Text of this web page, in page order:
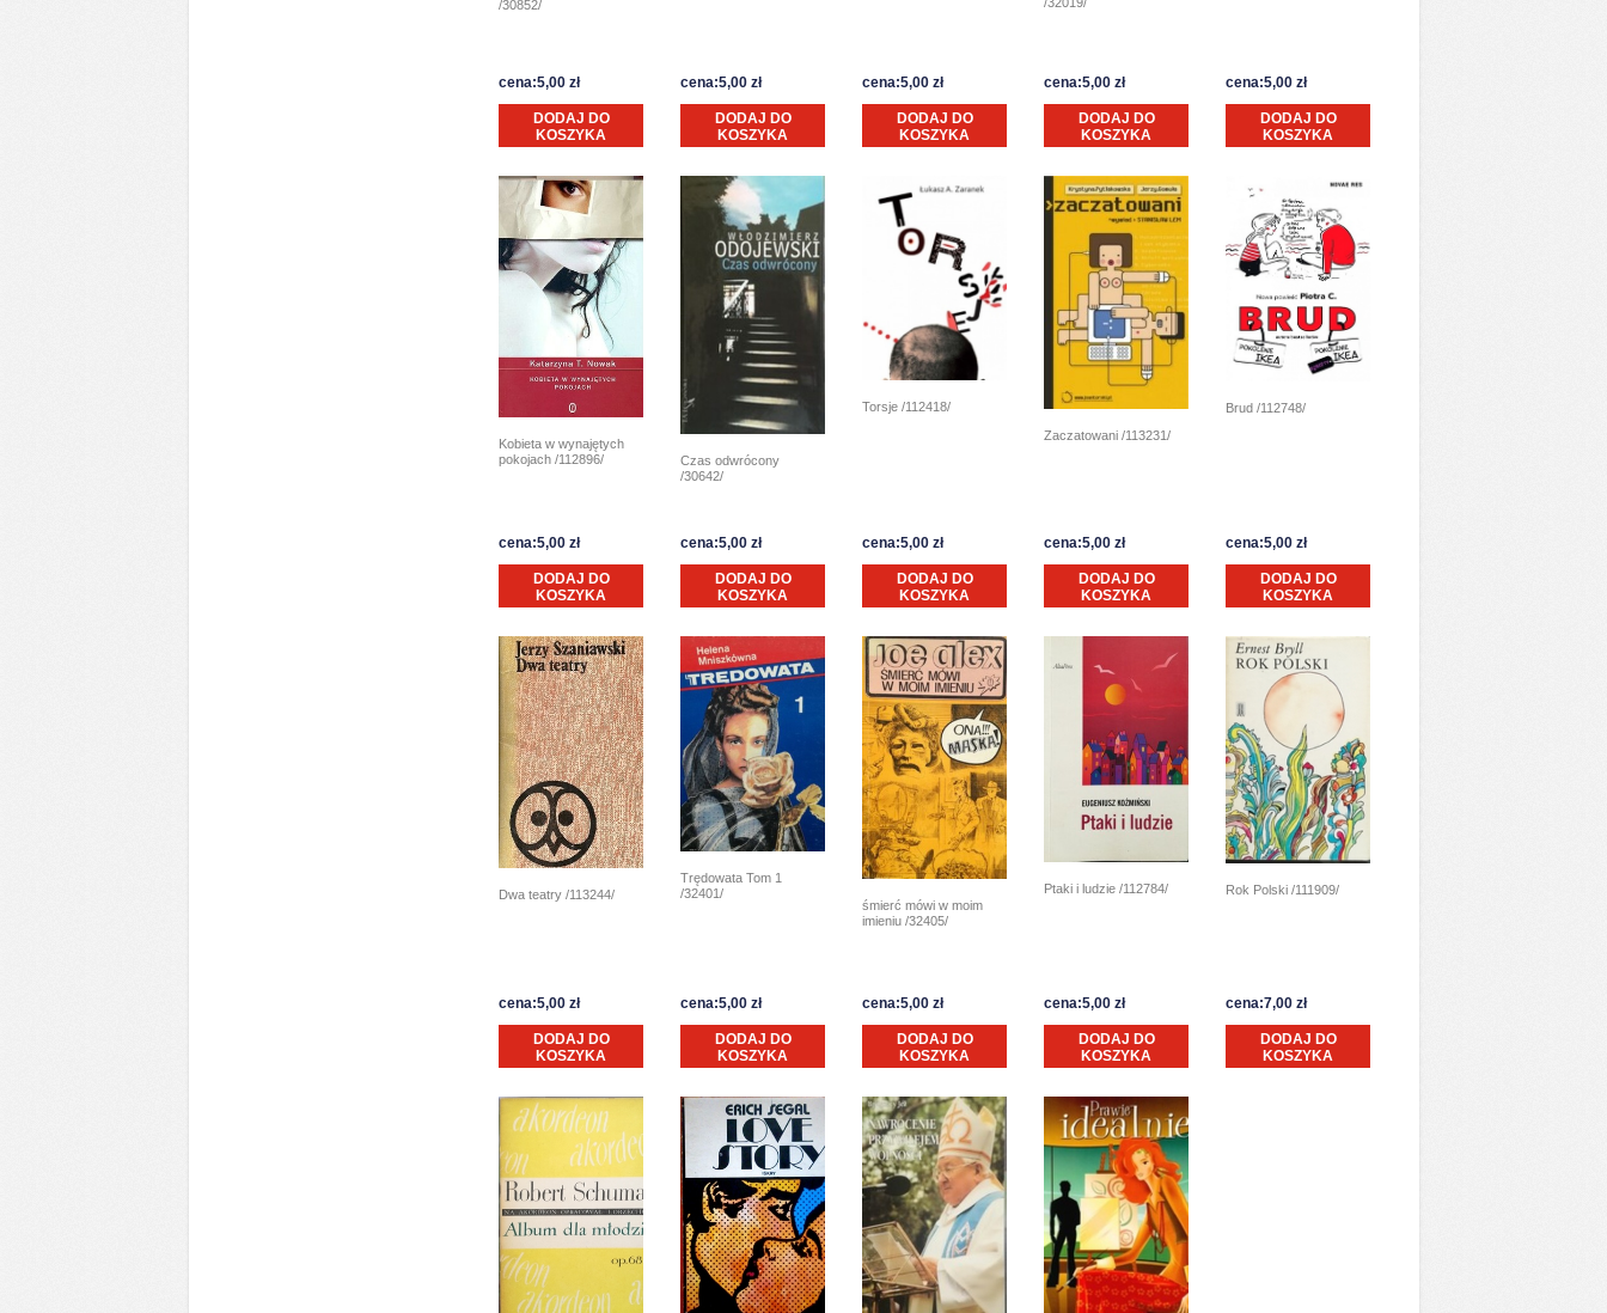
/30852/
cena:5,00 zł
DODAJ DO
KOSZYKA
cena:5,00 zł
DODAJ DO
KOSZYKA
cena:5,00 zł
DODAJ DO
KOSZYKA
/32019/
cena:5,00 zł
DODAJ DO
KOSZYKA
cena:5,00 zł
DODAJ DO
KOSZYKA
Kobieta w wynajętych
pokojach /112896/
cena:5,00 zł
DODAJ DO
KOSZYKA
Czas odwrócony
/30642/
cena:5,00 zł
DODAJ DO
KOSZYKA
Torsje /112418/
cena:5,00 zł
DODAJ DO
KOSZYKA
Zaczatowani /113231/
cena:5,00 zł
DODAJ DO
KOSZYKA
Brud /112748/
cena:5,00 zł
DODAJ DO
KOSZYKA
Dwa teatry /113244/
cena:5,00 zł
DODAJ DO
KOSZYKA
Trędowata Tom 1
/32401/
cena:5,00 zł
DODAJ DO
KOSZYKA
śmierć mówi w moim
imieniu /32405/
cena:5,00 zł
DODAJ DO
KOSZYKA
Ptaki i ludzie /112784/
cena:5,00 zł
DODAJ DO
KOSZYKA
Rok Polski /111909/
cena:7,00 zł
DODAJ DO
KOSZYKA